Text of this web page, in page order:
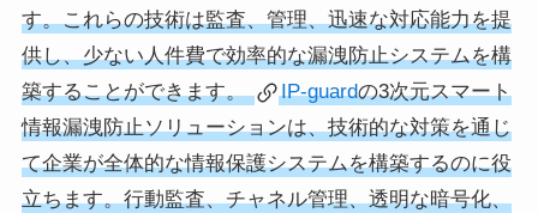
す。これらの技術は監査、管理、迅速な対応能力を提
供し、少ない人件費で効率的な漏洩防止システムを構
築することができます。
IP-guardの3次元スマート
情報漏洩防止ソリューションは、技術的な対策を通じ
て企業が全体的な情報保護システムを構築するのに役
立ちます。行動監査、チャネル管理、透明な暗号化、